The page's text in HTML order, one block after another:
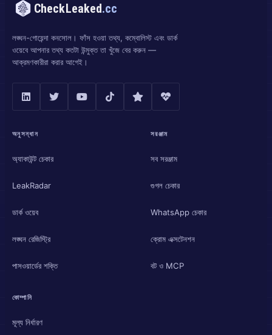
CheckLeaked.cc
লঙ্ঘন-গোয়েন্দা কনসোল। ফাঁস হওয়া তথ্য, কম্বোলিস্ট এবং ডার্ক
ওয়েবে আপনার তথ্য কতটা উন্মুক্ত তা খুঁজে বের করুন —
আক্রমণকারীরা করার আগেই।
অনুসন্ধান
অ্যাকাউন্ট চেকার
LeakRadar
ডার্ক ওয়েব
লঙ্ঘন রেজিস্ট্রি
পাসওয়ার্ডের শক্তি
সরঞ্জাম
সব সরঞ্জাম
গুগল চেকার
WhatsApp চেকার
ক্রোম এক্সটেনশন
বট ও MCP
কোম্পানি
মূল্য নির্ধারণ